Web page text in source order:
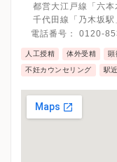
都営大江戸線「六
千代田線「乃木坂
電話番号： 0120-
人工授精 体外受精 顕
不妊カウンセリング 駅近